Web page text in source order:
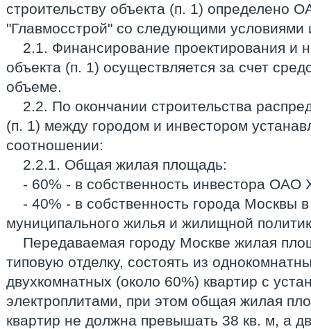
строительству объекта (п. 1) определено
"Главмосстрой" со следующими условиями
2.1. Финансирование проектирования и
объекта (п. 1) осуществляется за счет
объеме.
2.2. По окончании строительства
(п. 1) между городом и инвестором
соотношении:
2.2.1. Общая жилая площадь:
- 60% - в собственность инвестора ОАО
- 40% - в собственность города Москвы
муниципального жилья и жилищной
Передаваемая городу Москве жилая
типовую отделку, состоять из
двухкомнатных (около 60%) квартир с
электроплитами, при этом общая жилая
квартир не должна превышать 38 кв. м, а